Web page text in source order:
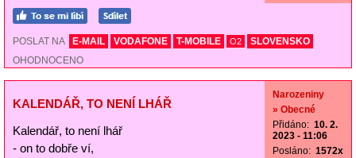
POSLAT NA E-MAIL VODAFONE T-MOBILE O2
SLOVENSKO
OHODNOCENO
KALENDÁŘ, TO NENÍ LHÁŘ
Kalendář, to není lhář
- on to dobře ví,
Narozeniny
» Obecné
Přidáno: 10. 2.
2023 - 11:06
Posláno: 1572x